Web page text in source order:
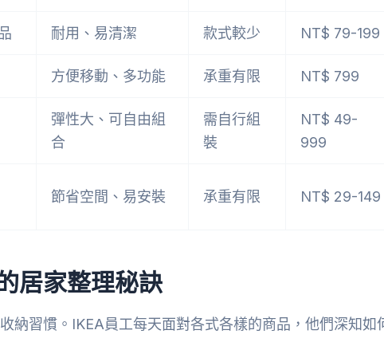
耐用、易清潔 款式較少 NT$ 79-199
方便移動、多功能 承重有限 NT$ 799
彈性大、可自由組
合
需自行組
裝
NT$ 49-
999
節省空間、易安裝 承重有限 NT$ 29-149
居家整理秘訣
納習慣。IKEA員工每天面對各式各樣的商品，他們深知如